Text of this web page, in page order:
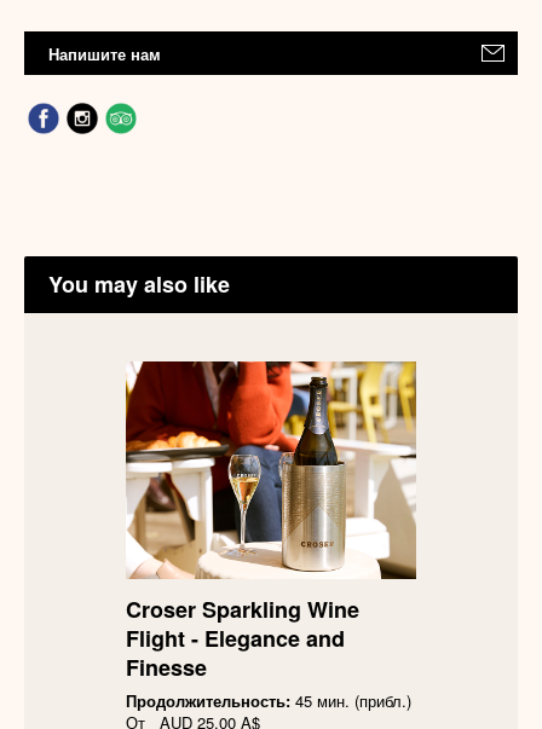
Напишите нам
You may also like
Croser Sparkling Wine
Flight - Elegance and
Finesse
Продолжительность: 45 мин. (прибл.)
От AUD 25,00 A$